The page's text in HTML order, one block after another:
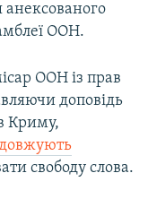
анексованого
ООН.
ООН із прав
доповідь
Криму,
свободу слова.